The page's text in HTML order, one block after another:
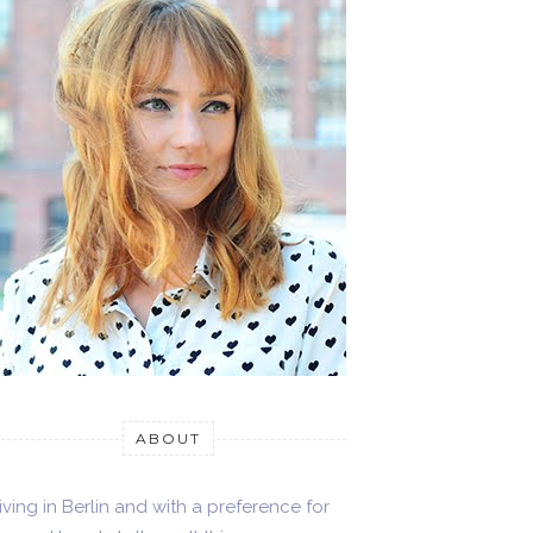
ABOUT
in Berlin and with a preference for